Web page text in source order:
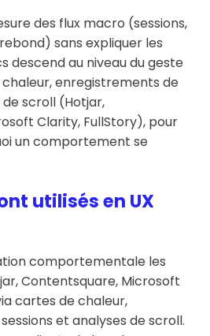
des flux macro (sessions,
sans expliquer les
descend au niveau du geste
enregistrements de
scroll (Hotjar,
Clarity, FullStory), pour
un comportement se
utilisés en UX
comportementale les
Contentsquare, Microsoft
cartes de chaleur,
et analyses de scroll.